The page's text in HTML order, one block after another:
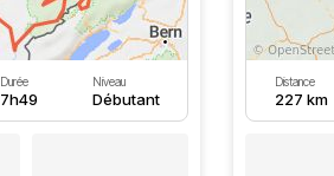
Durée
7h49
Niveau
Débutant
Distance
227 km